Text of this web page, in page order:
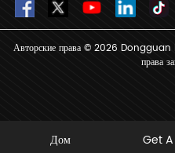
Авторские права © 2026
права
Дом Get